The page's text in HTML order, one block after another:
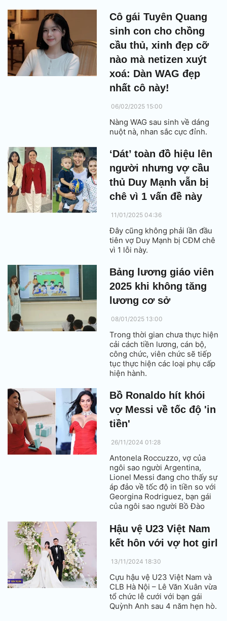
Cô gái Tuyên Quang
sinh con cho chồng
cầu thủ, xinh đẹp cỡ
nào mà netizen xuýt
xoá: Dàn WAG đẹp
nhất cô này!
06/02/2025 15:00
Nàng WAG sau sinh về dáng
nuột nà, nhan sắc cực đỉnh.
‘Dát’ toàn đồ hiệu lên
người nhưng vợ cầu
thủ Duy Mạnh vẫn bị
chê vì 1 vấn đề này
11/01/2025 04:36
Đây cũng không phải lần đầu
tiên vợ Duy Mạnh bị CĐM chê
vì 1 lỗi này.
Bảng lương giáo viên
2025 khi không tăng
lương cơ sở
08/01/2025 13:00
Trong thời gian chưa thực hiện
cải cách tiền lương, cán bộ,
công chức, viên chức sẽ tiếp
tục thực hiện các loại phụ cấp
hiện hành.
Bồ Ronaldo hít khói
vợ Messi về tốc độ 'in
tiền'
26/11/2024 01:28
Antonela Roccuzzo, vợ của
ngôi sao người Argentina,
Lionel Messi đang cho thấy sự
áp đảo về tốc độ in tiền so với
Georgina Rodriguez, bạn gái
của ngôi sao người Bồ Đào
Hậu vệ U23 Việt Nam
kết hôn với vợ hot girl
13/11/2024 18:30
Cựu hậu vệ U23 Việt Nam và
CLB Hà Nội – Lê Văn Xuân vừa
tổ chức lễ cưới với bạn gái
Quỳnh Anh sau 4 năm hẹn hò.